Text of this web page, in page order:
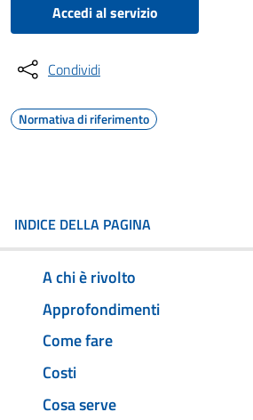
Accedi al servizio
Condividi
Normativa di riferimento
INDICE DELLA PAGINA
A chi è rivolto
Approfondimenti
Come fare
Costi
Cosa serve